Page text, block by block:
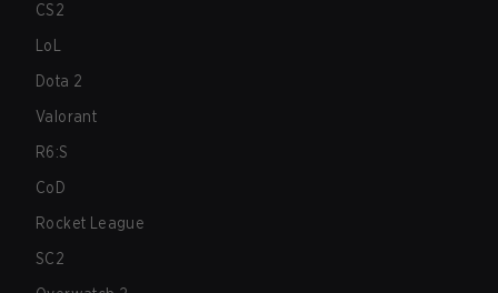
CS2
LoL
Dota 2
Valorant
R6:S
CoD
Rocket League
SC2